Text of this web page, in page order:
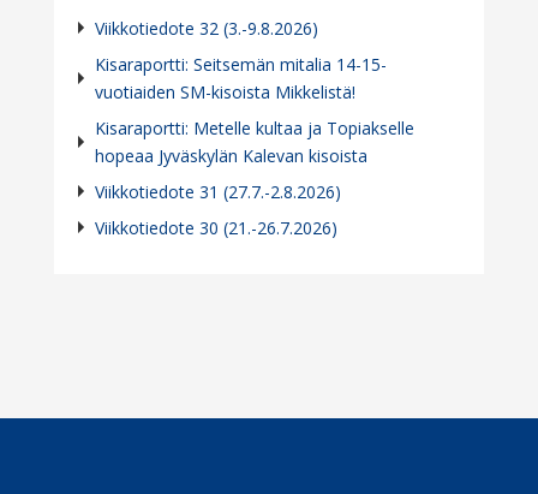
Viikkotiedote 32 (3.-9.8.2026)
Kisaraportti: Seitsemän mitalia 14-15-
vuotiaiden SM-kisoista Mikkelistä!
Kisaraportti: Metelle kultaa ja Topiakselle
hopeaa Jyväskylän Kalevan kisoista
Viikkotiedote 31 (27.7.-2.8.2026)
Viikkotiedote 30 (21.-26.7.2026)